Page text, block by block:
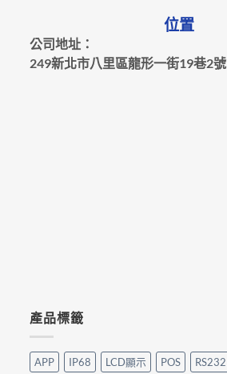
位置
公司地址：
249新北市八里區龍形一街19巷2號
產品標籤
APP IP68 LCD顯示 POS RS232